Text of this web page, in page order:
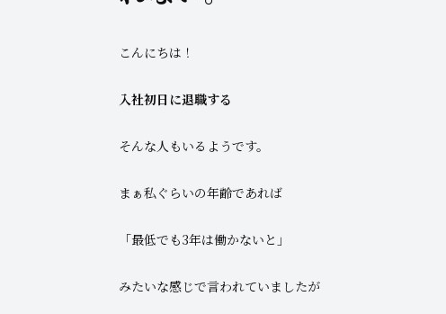
こんにちは！
入社初日に退職する
そんな人もいるようです。
まぁ私ぐらいの年齢であれば
「最低でも3年は働かないと」
みたいな感じで言われていましたが